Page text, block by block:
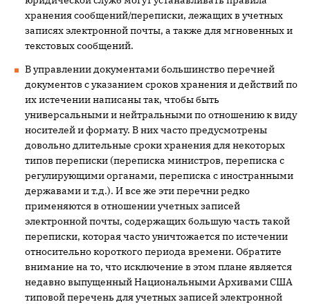
хранения сообщений/переписки, лежащих в учетных
записях электронной почты, а также для мгновенных и
текстовых сообщений.
В управлении документами большинство перечней
документов с указанием сроков хранения и действий по
их истечении написаны так, чтобы быть
универсальными и нейтральными по отношению к виду
носителей и формату. В них часто предусмотрены
довольно длительные сроки хранения для некоторых
типов переписки (переписка министров, переписка с
регулирующими органами, переписка с иностранными
державами и т.д.). И все же эти перечни редко
применяются в отношении учетных записей
электронной почты, содержащих большую часть такой
переписки, которая часто уничтожается по истечении
относительно короткого периода времени. Обратите
внимание на то, что исключение в этом плане является
недавно выпущенный Национальными Архивами США
типовой перечень для учетных записей электронной